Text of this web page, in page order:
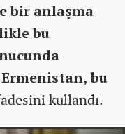
bir anlaşma
bu
bu
kullandı.